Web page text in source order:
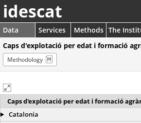
idescat
Data Services Methods The
Caps d'explotació per edat i formació
Methodology
Caps d'explotació per edat i formació
Catalonia